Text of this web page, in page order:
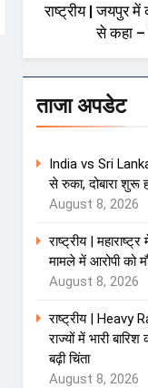
राष्ट्रीय | जयपुर
से कहा –
ताजा अपडेट
India vs Sri
से रुका, दोबारा शुरू
August 8, 2026
राष्ट्रीय |
मामले में आरोपी को
August 8, 2026
राष्ट्रीय | Heavy
राज्यों में भारी
बढ़ी चिंता
August 8, 2026